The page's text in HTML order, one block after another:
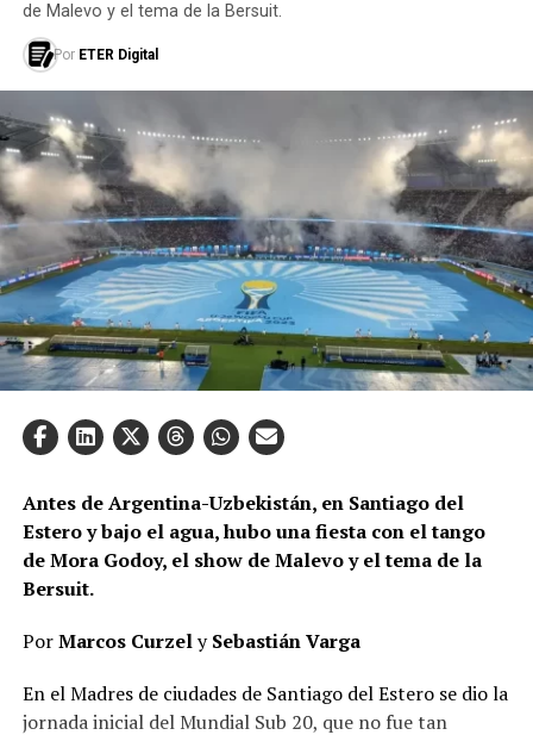
de Malevo y el tema de la Bersuit.
Por ETER Digital
Antes de Argentina-Uzbekistán, en Santiago del
Estero y bajo el agua, hubo una fiesta con el tango
de Mora Godoy, el show de Malevo y el tema de la
Bersuit.
PorMarcos CurzelySebastián Varga
En el Madres de ciudades de Santiago del Estero se dio la
jornada inicial del Mundial Sub 20, que no fue tan